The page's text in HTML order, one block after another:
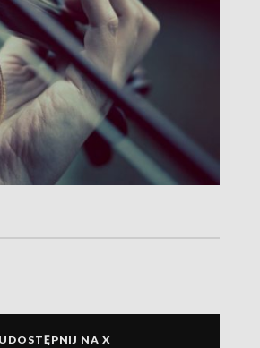
UDOSTĘPNIJ NA X